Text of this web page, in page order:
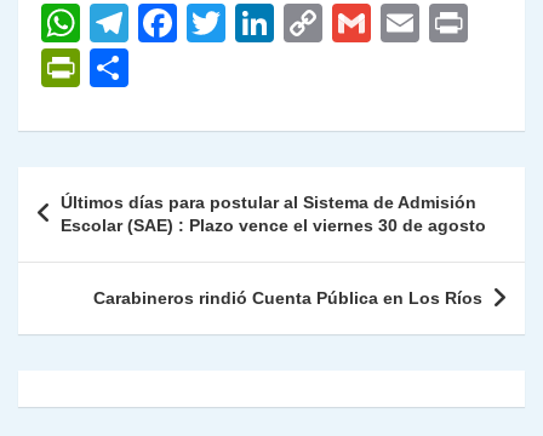
W
h
at
s
p
p
T
gr
m
F
e
o
o
k
T
er
Li
e
n
C
y
n
k
G
l
E
l
P
nt
Fr
ie
n
dl
y
m
p
ar
tir
Navegación
de
entradas
Últimos días para postular al Sistema de Admisión
Escolar (SAE) : Plazo vence el viernes 30 de agosto
Carabineros rindió Cuenta Pública en Los Ríos